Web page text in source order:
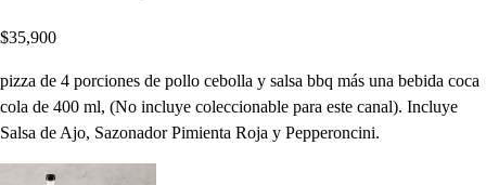
$35,900
pizza de 4 porciones de pollo cebolla y salsa bbq más una bebida coca
cola de 400 ml, (No incluye coleccionable para este canal). Incluye
Salsa de Ajo, Sazonador Pimienta Roja y Pepperoncini.